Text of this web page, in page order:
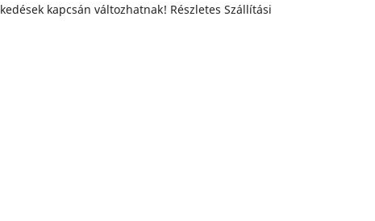
kapcsán változhatnak! Részletes Szállítási